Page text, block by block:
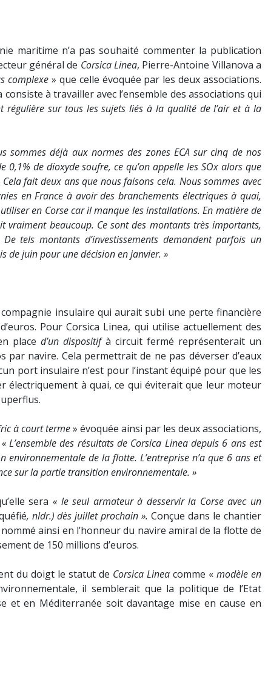
maritime n’a pas souhaité commenter la publication
général de Corsica Linea, Pierre-Antoine Villanova a
complexe » que celle évoquée par les deux associations.
à travailler avec l’ensemble des associations qui
régulière sur tous les sujets liés à la qualité de l’air et à la
sommes déjà aux normes des zones ECA sur cinq de nos
0,1% de dioxyde soufre, ce qu’on appelle les SOx alors que
fait deux ans que nous faisons cela. Nous sommes avec
en France à avoir des branchements électriques à quai,
en Corse car il manque les installations. En matière de
vraiment beaucoup. Ce sont des montants très importants,
tels montants d’investissements demandent parfois un
de juin pour une décision en janvier. »
insulaire qui aurait subi une perte financière
Pour Corsica Linea, qui utilise actuellement des
place d’un dispositif à circuit fermé représenterait un
par navire. Cela permettrait de ne pas déverser d’eaux
port insulaire n’est pour l’instant équipé pour que les
électriquement à quai, ce qui éviterait que leur moteur
à court terme» évoquée ainsi par les deux associations,
« L’ensemble des résultats de Corsica Linea depuis 6 ans est
de la flotte. L’entreprise n’a que 6 ans et
sur la partie transition environnementale. »
sera « le seul armateur à desservir la Corse avec un
, nldr.) dès juillet prochain ».Conçue dans le chantier
nommé ainsi en l’honneur du navire amiral de la flotte de
de 150 millions d’euros.
du doigt le statut de Corsica Linea comme « modèle en
il semblerait que la politique de l’Etat
et en Méditerranée soit davantage mise en cause en